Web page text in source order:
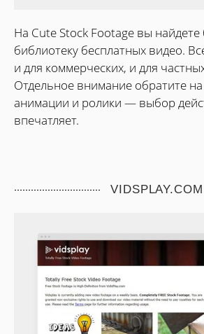
На Cute Stock Footage вы
библиотеку бесплатных видео.
и для коммерческих, и для
Отдельное внимание обратите
анимации и ролики — выбор
впечатляет.
VIDSPLAY.COM